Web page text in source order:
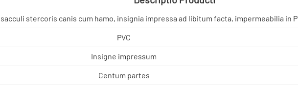
sacculi stercoris canis cum hamo, insignia impressa ad libitum facta, impermeabilia in
PVC
Insigne impressum
Centum partes